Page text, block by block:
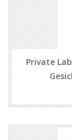
Private